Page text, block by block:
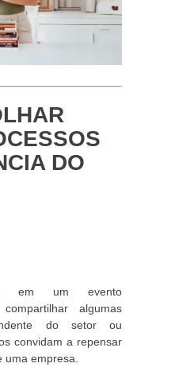
DO
em um evento
algumas
do setor ou
convidam a repensar
empresa.